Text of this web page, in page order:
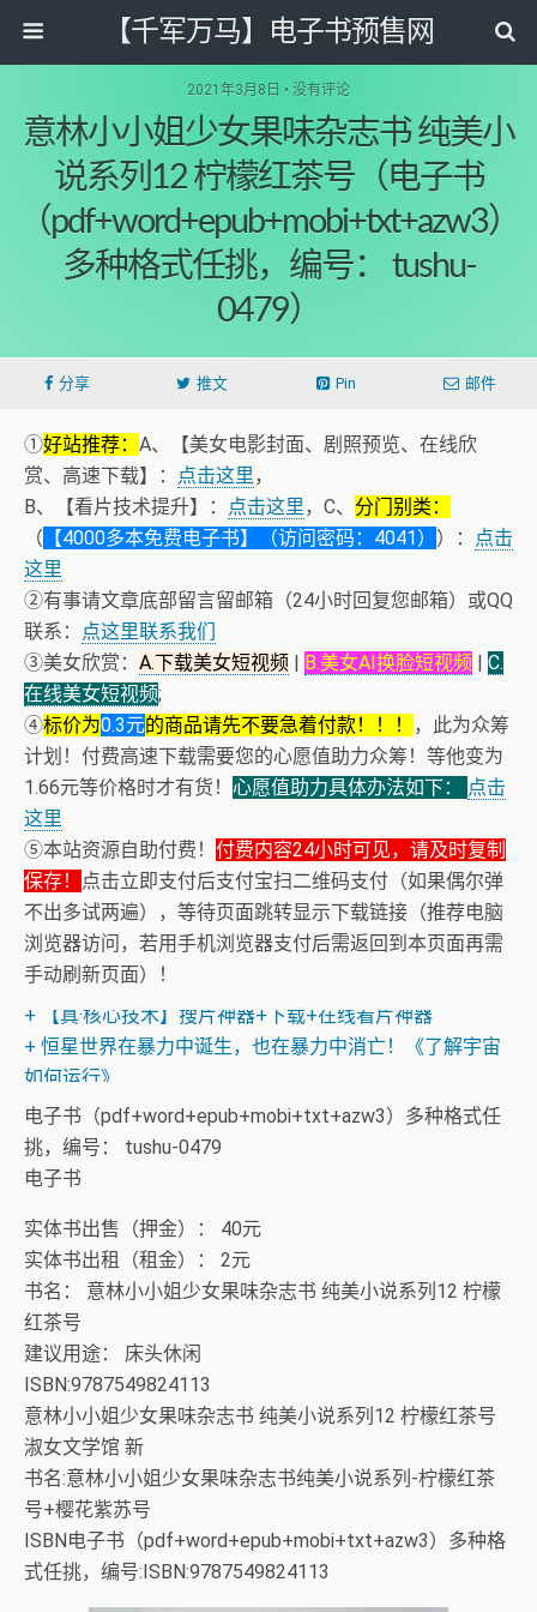
【千军万马】电子书预售网
2021年3月8日 • 没有评论
意林小小姐少女果味杂志书 纯美小
说系列12 柠檬红茶号（电子书
（pdf+word+epub+mobi+txt+azw3）
多种格式任挑，编号： tushu-
0479）
分享 推文 Pin 邮件
①好站推荐： A、【美女电影封面、剧照预览、在线欣
赏、高速下载】：
点击这里，
B、【看片技术提升】：
点击这里，C、 分门别类：
（ 【4000多本免费电子书】（访问密码：4041） ）：
点击
这里
②有事请文章底部留言留邮箱（24小时回复您邮箱）或QQ
联系：
点这里联系我们
③美女欣赏： A.下载美女短视频 | B.美女AI换脸短视频 | C.
在线美女短视频;
④标价为0.3元的商品请先不要急着付款！！！
，此为众筹
计划！付费高速下载需要您的心愿值助力众筹！等他变为
1.66元等价格时才有货！ 心愿值助力具体办法如下：
点击
这里
⑤本站资源自助付费！ 付费内容24小时可见，请及时复制
保存！
点击立即支付后支付宝扫二维码支付（如果偶尔弹
不出多试两遍），等待页面跳转显示下载链接（推荐电脑
浏览器访问，若用手机浏览器支付后需返回到本页面再需
手动刷新页面）！
+ 恭喜IP为180.201.1.217的网友为电子书籍《动力电池管
理系统核心算法》众筹一次！
+ 【真·核心技术】搜片神器+下载+在线看片神器
+ 恒星世界在暴力中诞生，也在暴力中消亡！《了解宇宙
如何运行》
电子书（pdf+word+epub+mobi+txt+azw3）多种格式任
挑，编号： tushu-0479
电子书
实体书出售（押金）： 40元
实体书出租（租金）： 2元
书名： 意林小小姐少女果味杂志书 纯美小说系列12 柠檬
红茶号
建议用途： 床头休闲
ISBN:9787549824113
意林小小姐少女果味杂志书 纯美小说系列12 柠檬红茶号
淑女文学馆 新
书名:意林小小姐少女果味杂志书纯美小说系列-柠檬红茶
号+樱花紫苏号
ISBN电子书（pdf+word+epub+mobi+txt+azw3）多种格
式任挑，编号:ISBN:9787549824113